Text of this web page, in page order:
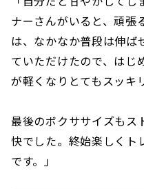
ナーさんがいると、頑張
は、なかなか普段は伸ば
ていただけたので、はじ
が軽くなりとてもスッキ
最後のボクササイズもス
快でした。終始楽しくト
です。」